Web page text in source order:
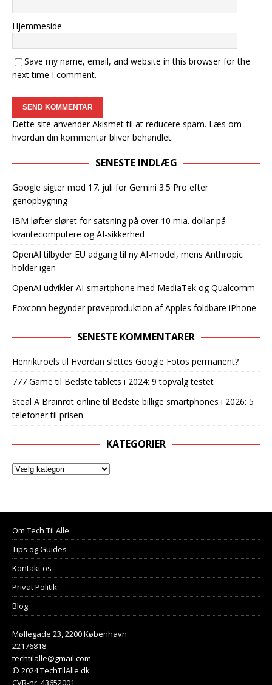
Hjemmeside
Save my name, email, and website in this browser for the
next time I comment.
Dette site anvender Akismet til at reducere spam. Læs om
hvordan din kommentar bliver behandlet.
SENESTE INDLÆG
Google sigter mod 17. juli for Gemini 3.5 Pro efter
genopbygning
IBM løfter sløret for satsning på over 10 mia. dollar på
kvantecomputere og AI-sikkerhed
OpenAI tilbyder EU adgang til ny AI-model, mens Anthropic
holder igen
OpenAI udvikler AI-smartphone med MediaTek og Qualcomm
Foxconn begynder prøveproduktion af Apples foldbare iPhone
SENESTE KOMMENTARER
Henriktroels til Hvordan slettes Google Fotos permanent?
777 Game til Bedste tablets i 2024: 9 topvalg testet
Steal A Brainrot online til Bedste billige smartphones i 2026: 5
telefoner til prisen
KATEGORIER
Om Tech Til Alle
Tips og Guides
Kontakt os
Privat Politik
Blog
Møllegade 23, 2200 København
22176818
techtilalle@gmail.com
© 2024 TechTilAlle.dk
CVR-nr. 43652001